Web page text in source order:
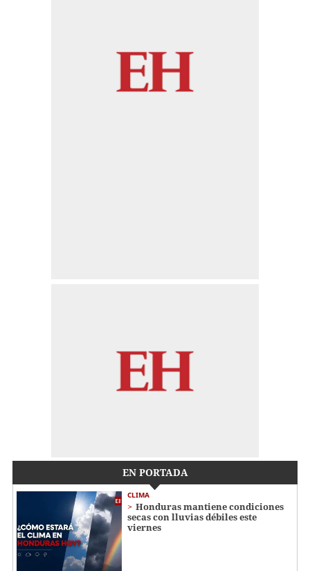
EN PORTADA
CLIMA
Honduras mantiene condiciones
secas con lluvias débiles este
viernes